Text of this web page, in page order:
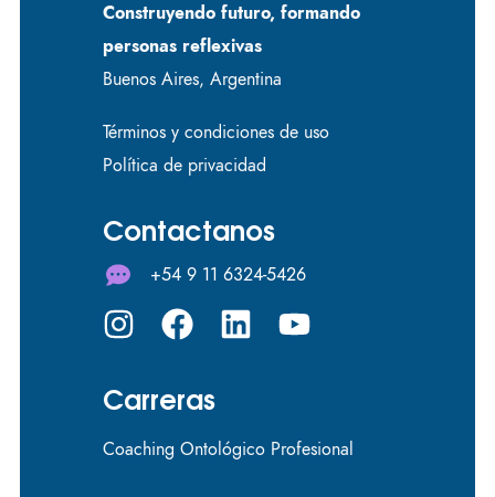
Construyendo futuro, formando
personas reflexivas
Buenos Aires, Argentina
Términos y condiciones de uso
Política de privacidad
Contactanos
+54 9 11 6324-5426
Carreras
Coaching Ontológico Profesional